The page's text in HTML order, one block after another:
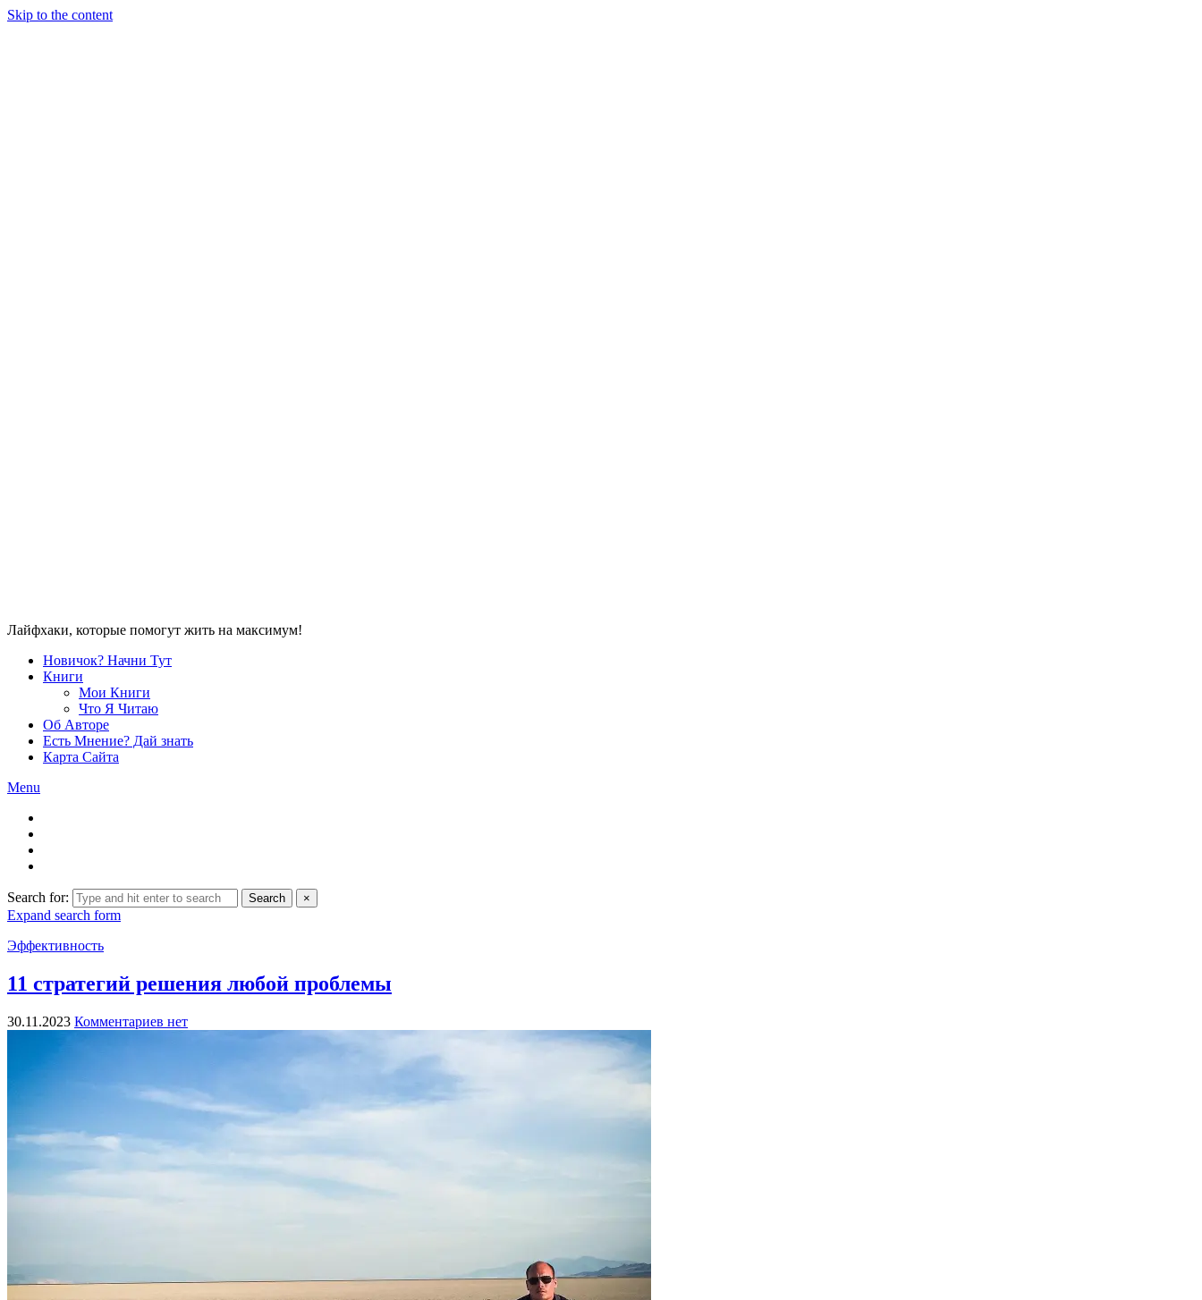
Skip to the content
Лайфхаки, которые помогут жить на максимум!
Новичок? Начни Тут
Книги
Мои Книги
Что Я Читаю
Об Авторе
Есть Мнение? Дай знать
Карта Сайта
Menu
Search for: Search ×
Expand search form
Эффективность
11 стратегий решения любой проблемы
30.11.2023 Комментариев нет